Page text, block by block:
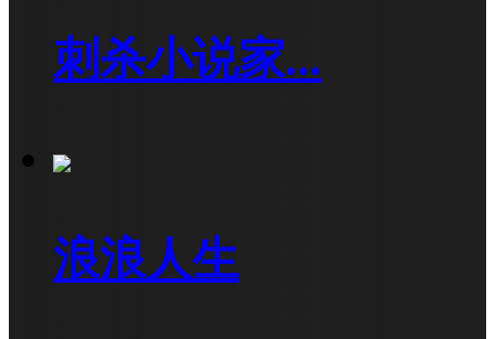
刺杀小说家...
浪浪人生